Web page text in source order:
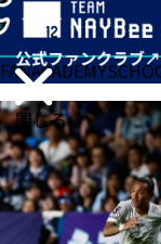
閉じる
FANACADEMY